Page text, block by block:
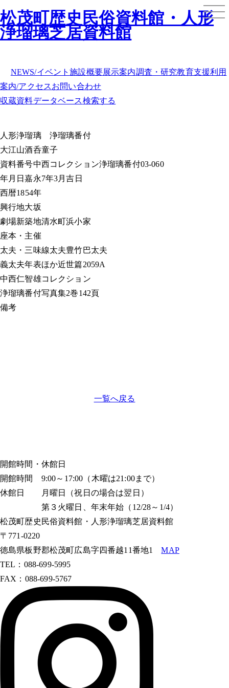
松茂町歴史民俗資料館・人形
浄瑠璃芝居資料館
NEWS/イベント施設概要展示案内調査・研究教育支援利用
案内/アクセスお問い合わせ
収蔵資料データベース検索する
人形浄瑠璃浄瑠璃番付
大江山酒呑童子
資料番号中西コレクション浄瑠璃番付03-060
年月日嘉永7年3月吉日
西暦1854年
興行地大坂
劇場新築地清水町浜小家
座本・主催
太夫・三味線太夫豊竹巴太夫
義太夫年表ほか近世篇2059A
中西仁智雄コレクション
浄瑠璃番付写真集2巻142頁
備考
一覧へ戻る
開館時間・休館日
開館時間 9:00～17:00（木曜は21:00まで）
休館日 月曜日（祝日の場合は翌日）
第３火曜日、年末年始（12/28～1/4）
松茂町歴史民俗資料館・人形浄瑠璃芝居資料館
〒771-0220
徳島県板野郡松茂町広島字四番越11番地1MAP
TEL：088-699-5995
FAX：088-699-5767